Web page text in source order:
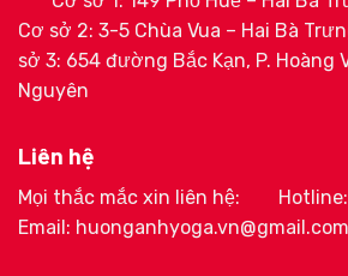
Cơ sở 2: 3-5 Chùa Vua – Hai Bà
sở 3: 654 đường Bắc Kạn, P. Hoàng
Nguyên
Liên hệ
Mọi thắc mắc xin liên hệ:
Email: huonganhyoga.vn@gmail.com